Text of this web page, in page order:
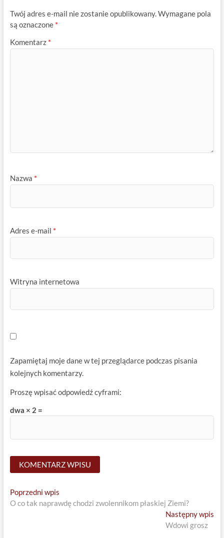
Twój adres e-mail nie zostanie opublikowany. Wymagane pola
są oznaczone *
Komentarz *
Nazwa *
Adres e-mail *
Witryna internetowa
Zapamiętaj moje dane w tej przeglądarce podczas pisania
kolejnych komentarzy.
Proszę wpisać odpowiedź cyframi:
dwa × 2 =
Nawigacja
wpisu
Poprzedni wpisPrevious
post:
O co tak naprawdę chodzi zwolennikom płaskiej Ziemi?
Następny wpis
Wdowi grosz